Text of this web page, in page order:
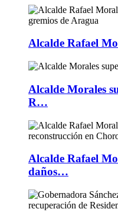
Alcalde Rafael
Alcalde Morales
R…
Alcalde Rafael
daños…